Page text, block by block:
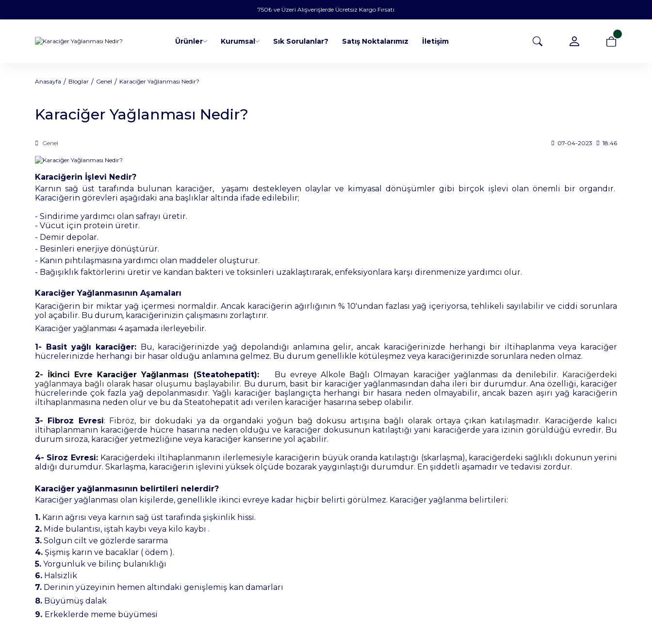
750₺ ve Üzeri Alışverişlerde Ücretsiz Kargo Fırsatı
Ürünler Kurumsal Sık Sorulanlar? Satış Noktalarımız İletişim
Anasayfa Bloglar Genel Karaciğer Yağlanması Nedir?
Karaciğer Yağlanması Nedir?
Genel 07-04-2023 18:46
Karaciğerin İşlevi Nedir?
Karnın sağ üst tarafında bulunan karaciğer,
yaşamı destekleyen olaylar ve kimyasal dönüşümler gibi birçok işlevi olan önemli bir organdır.
Karaciğerin görevleri aşağıdaki ana başlıklar altında ifade edilebilir;
- Sindirime yardımcı olan safrayı üretir.
- Vücut için protein üretir.
- Demir depolar.
- Besinleri enerjiye dönüştürür.
- Kanın pıhtılaşmasına yardımcı olan maddeler oluşturur.
- Bağışıklık faktörlerini üretir ve kandan bakteri ve toksinleri uzaklaştırarak, enfeksiyonlara karşı direnmenize yardımcı olur.
Karaciğer Yağlanmasının Aşamaları
Karaciğerin bir miktar yağ içermesi normaldir. Ancak karaciğerin ağırlığının % 10'undan fazlası yağ içeriyorsa, tehlikeli sayılabilir ve ciddi sorunlara
yol açabilir. Bu durum, karaciğerinizin çalışmasını zorlaştırır.
Karaciğer yağlanması 4 aşamada ilerleyebilir.
1- Basit yağlı karaciğer: Bu, karaciğerinizde yağ depolandığı anlamına gelir, ancak karaciğerinizde herhangi bir iltihaplanma veya karaciğer
hücrelerinizde herhangi bir hasar olduğu anlamına gelmez. Bu durum genellikle kötüleşmez veya karaciğerinizde sorunlara neden olmaz.
2- İkinci Evre Karaciğer Yağlanması (Steatohepatit): Bu evreye Alkole Bağlı Olmayan karaciğer yağlanması da denilebilir. Karaciğerdeki
yağlanmaya bağlı olarak hasar oluşumu başlayabilir. Bu durum, basit bir karaciğer yağlanmasından daha ileri bir durumdur. Ana özelliği, karaciğer
hücrelerinde çok fazla yağ depolanmasıdır. Yağlı karaciğer başlangıçta herhangi bir hasara neden olmayabilir, ancak bazen aşırı yağ karaciğerin
iltihaplanmasına neden olur ve bu da Steatohepatit adı verilen karaciğer hasarına sebep olabilir.
3- Fibroz Evresi: Fibröz, bir dokudaki ya da organdaki yoğun bağ dokusu artışına bağlı olarak ortaya çıkan katılaşmadır. Karaciğerde kalıcı
iltihaplanmanın karaciğerde hücre hasarına neden olduğu ve karaciğer dokusunun katılaştığı yani karaciğerde yara izinin görüldüğü evredir. Bu
durum siroza, karaciğer yetmezliğine veya karaciğer kanserine yol açabilir.
4- Siroz Evresi: Karaciğerdeki iltihaplanmanın ilerlemesiyle karaciğerin büyük oranda katılaştığı (skarlaşma), karaciğerdeki sağlıklı dokunun yerini
aldığı durumdur. Skarlaşma, karaciğerin işlevini yüksek ölçüde bozarak yaygınlaştığı durumdur. En şiddetli aşamadır ve tedavisi zordur.
Karaciğer yağlanmasının belirtileri nelerdir?
Karaciğer yağlanması olan kişilerde, genellikle ikinci evreye kadar hiçbir belirti görülmez. Karaciğer yağlanma belirtileri:
1. Karın ağrısı veya karnın sağ üst tarafında şişkinlik hissi.
2. Mide bulantısı, iştah kaybı veya kilo kaybı .
3. Solgun cilt ve gözlerde sararma
4. Şişmiş karın ve bacaklar ( ödem ).
5. Yorgunluk ve bilinç bulanıklığı
6. Halsizlik
7. Derinin yüzeyinin hemen altındaki genişlemiş kan damarları
8. Büyümüş dalak
9. Erkeklerde meme büyümesi